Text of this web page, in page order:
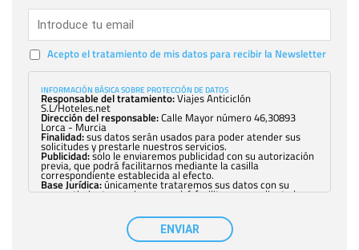
Acepto el tratamiento de mis datos para recibir la Newsletter
INFORMACIÓN BÁSICA SOBRE PROTECCIÓN DE DATOS
Responsable del tratamiento:Viajes Anticiclón
S.L/Hoteles.net
Dirección del responsable:Calle Mayor número 46,30893
Lorca - Murcia
Finalidad:sus datos serán usados para poder atender sus
solicitudes y prestarle nuestros servicios.
Publicidad:solo le enviaremos publicidad con su autorización
previa, que podrá facilitarnos mediante la casilla
correspondiente establecida al efecto.
Base Jurídica:únicamente trataremos sus datos con su
consentimiento previo, que podrá facilitarnos mediante la
con carácter general, sólo el personal de
nuestra entidad que esté debidamente autorizado podrá
tener conocimiento de la información que le pedimos. No se
comunicarán datos a terceros.
ENVIAR